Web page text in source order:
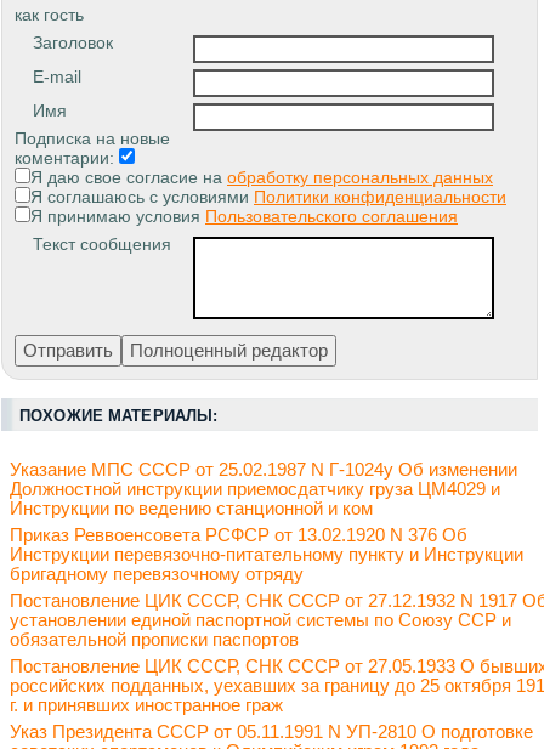
как гость
Заголовок
E-mail
Имя
Подписка на новые
коментарии:
Я даю свое согласие на обработку персональных данных
Я соглашаюсь с условиями Политики конфиденциальности
Я принимаю условия Пользовательского соглашения
Текст сообщения
ПОХОЖИЕ МАТЕРИАЛЫ:
Указание МПС СССР от 25.02.1987 N Г-1024у Об изменении
Должностной инструкции приемосдатчику груза ЦМ4029 и
Инструкции по ведению станционной и ком
Приказ Реввоенсовета РСФСР от 13.02.1920 N 376 Об
Инструкции перевязочно-питательному пункту и Инструкции
бригадному перевязочному отряду
Постановление ЦИК СССР, СНК СССР от 27.12.1932 N 1917
установлении единой паспортной системы по Союзу ССР и
обязательной прописки паспортов
Постановление ЦИК СССР, СНК СССР от 27.05.1933 О
российских подданных, уехавших за границу до 25 октября
г. и принявших иностранное граж
Указ Президента СССР от 05.11.1991 N УП-2810 О подготовке